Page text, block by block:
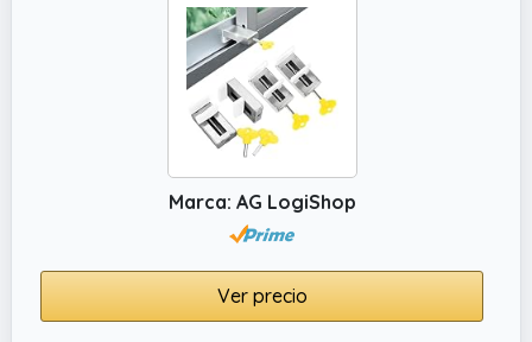
corredera parcialmente abierta para ventilar
la casa mientras mantiene la seguridad.
Funciona también como tope de ventana
corredera para limitar la apertura.
Marca: AG LogiShop
Ver precio